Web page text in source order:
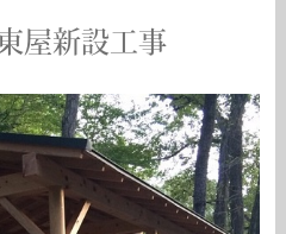
屋新設工事